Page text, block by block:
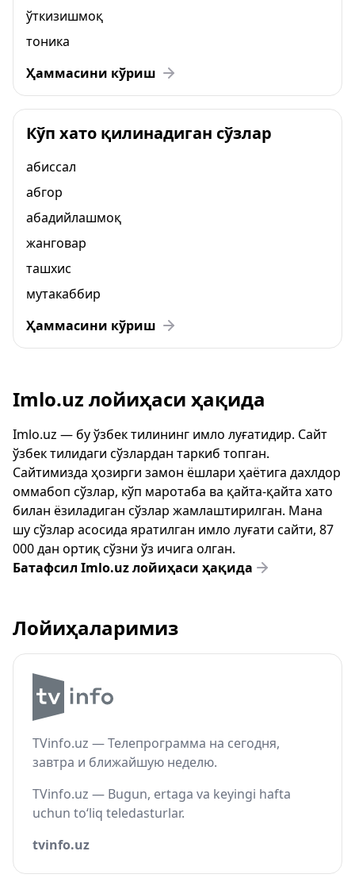
ўткизишмоқ
тоника
Ҳаммасини кўриш
Кўп хато қилинадиган сўзлар
абиссал
абгор
абадийлашмоқ
жанговар
ташхис
мутакаббир
Ҳаммасини кўриш
Imlo.uz лойиҳаси ҳақида
Imlo.uz — бу ўзбек тилининг имло луғатидир. Сайт
ўзбек тилидаги сўзлардан таркиб топган.
Сайтимизда ҳозирги замон ёшлари ҳаётига дахлдор
оммабоп сўзлар, кўп маротаба ва қайта-қайта хато
билан ёзиладиган сўзлар жамлаштирилган. Мана
шу сўзлар асосида яратилган имло луғати сайти, 87
000 дан ортиқ сўзни ўз ичига олган.
Батафсил Imlo.uz лойиҳаси ҳақида
Лойиҳаларимиз
TVinfo.uz — Телепрограмма на сегодня,
завтра и ближайшую неделю.
TVinfo.uz — Bugun, ertaga va keyingi hafta
uchun to‘liq teledasturlar.
tvinfo.uz